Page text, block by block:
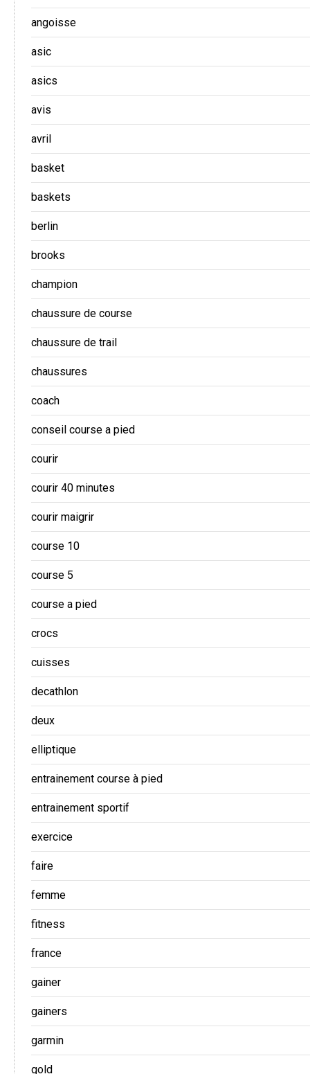
angoisse
asic
asics
avis
avril
basket
baskets
berlin
brooks
champion
chaussure de course
chaussure de trail
chaussures
coach
conseil course a pied
courir
courir 40 minutes
courir maigrir
course 10
course 5
course a pied
crocs
cuisses
decathlon
deux
elliptique
entrainement course à pied
entrainement sportif
exercice
faire
femme
fitness
france
gainer
gainers
garmin
gold